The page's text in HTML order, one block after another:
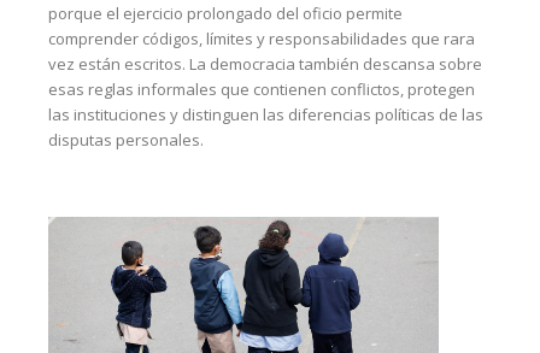
porque el ejercicio prolongado del oficio permite
comprender códigos, límites y responsabilidades que rara
vez están escritos. La democracia también descansa sobre
esas reglas informales que contienen conflictos, protegen
las instituciones y distinguen las diferencias políticas de las
disputas personales.